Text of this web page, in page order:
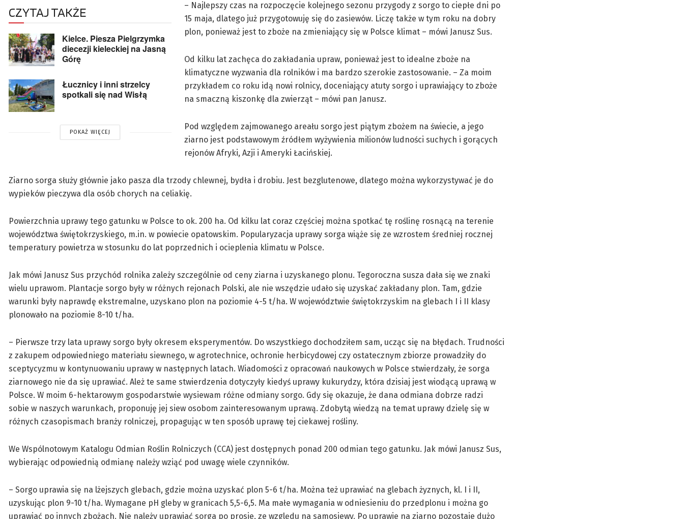
CZYTAJ TAKŻE
Kielce. Piesza Pielgrzymka
diecezji kieleckiej na Jasną
Górę
Łucznicy i inni strzelcy
spotkali się nad Wisłą
POKAŻ WIĘCEJ
– Najlepszy czas na rozpoczęcie kolejnego sezonu przygody z sorgo to ciepłe dni po
15 maja, dlatego już przygotowuję się do zasiewów. Liczę także w tym roku na dobry
plon, ponieważ jest to zboże na zmieniający się w Polsce klimat – mówi Janusz Sus.
Od kilku lat zachęca do zakładania upraw, ponieważ jest to idealne zboże na
klimatyczne wyzwania dla rolników i ma bardzo szerokie zastosowanie. – Za moim
przykładem co roku idą nowi rolnicy, doceniający atuty sorgo i uprawiający to zboże
na smaczną kiszonkę dla zwierząt – mówi pan Janusz.
Pod względem zajmowanego areału sorgo jest piątym zbożem na świecie, a jego
ziarno jest podstawowym źródłem wyżywienia milionów ludności suchych i gorących
rejonów Afryki, Azji i Ameryki Łacińskiej.
Ziarno sorga służy głównie jako pasza dla trzody chlewnej, bydła i drobiu. Jest bezglutenowe, dlatego można wykorzystywać je do
wypieków pieczywa dla osób chorych na celiakię.
Powierzchnia uprawy tego gatunku w Polsce to ok. 200 ha. Od kilku lat coraz częściej można spotkać tę roślinę rosnącą na terenie
województwa świętokrzyskiego, m.in. w powiecie opatowskim. Popularyzacja uprawy sorga wiąże się ze wzrostem średniej rocznej
temperatury powietrza w stosunku do lat poprzednich i ocieplenia klimatu w Polsce.
Jak mówi Janusz Sus przychód rolnika zależy szczególnie od ceny ziarna i uzyskanego plonu. Tegoroczna susza dała się we znaki
wielu uprawom. Plantacje sorgo były w różnych rejonach Polski, ale nie wszędzie udało się uzyskać zakładany plon. Tam, gdzie
warunki były naprawdę ekstremalne, uzyskano plon na poziomie 4-5 t/ha. W województwie świętokrzyskim na glebach I i II klasy
plonowało na poziomie 8-10 t/ha.
– Pierwsze trzy lata uprawy sorgo były okresem eksperymentów. Do wszystkiego dochodziłem sam, ucząc się na błędach. Trudności
z zakupem odpowiedniego materiału siewnego, w agrotechnice, ochronie herbicydowej czy ostatecznym zbiorze prowadziły do
sceptycyzmu w kontynuowaniu uprawy w następnych latach. Wiadomości z opracowań naukowych w Polsce stwierdzały, że sorga
ziarnowego nie da się uprawiać. Ależ te same stwierdzenia dotyczyły kiedyś uprawy kukurydzy, która dzisiaj jest wiodącą uprawą w
Polsce. W moim 6-hektarowym gospodarstwie wysiewam różne odmiany sorgo. Gdy się okazuje, że dana odmiana dobrze radzi
sobie w naszych warunkach, proponuję jej siew osobom zainteresowanym uprawą. Zdobytą wiedzą na temat uprawy dzielę się w
różnych czasopismach branży rolniczej, propagując w ten sposób uprawę tej ciekawej rośliny.
We Wspólnotowym Katalogu Odmian Roślin Rolniczych (CCA) jest dostępnych ponad 200 odmian tego gatunku. Jak mówi Janusz Sus,
wybierając odpowiednią odmianę należy wziąć pod uwagę wiele czynników.
– Sorgo uprawia się na lżejszych glebach, gdzie można uzyskać plon 5-6 t/ha. Można też uprawiać na glebach żyznych, kl. I i II,
uzyskując plon 9-10 t/ha. Wymagane pH gleby w granicach 5,5-6,5. Ma małe wymagania w odniesieniu do przedplonu i można go
uprawiać po innych zbożach. Nie należy uprawiać sorga po prosie, ze względu na samosiewy. Po uprawie na ziarno pozostaje dużo